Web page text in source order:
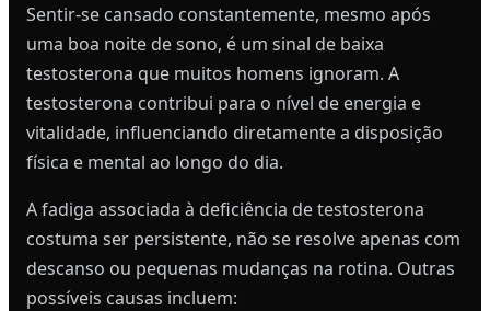
Sentir-se cansado constantemente, mesmo após
uma boa noite de sono, é um sinal de baixa
testosterona que muitos homens ignoram. A
testosterona contribui para o nível de energia e
vitalidade, influenciando diretamente a disposição
física e mental ao longo do dia.
A fadiga associada à deficiência de testosterona
costuma ser persistente, não se resolve apenas com
descanso ou pequenas mudanças na rotina. Outras
possíveis causas incluem: